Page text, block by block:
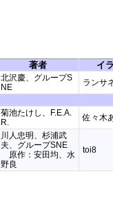
著者 イ
北沢慶、グループS
NE
ランサ
菊池たけし、F.E.A.
R.
佐々木
川人忠明、杉浦武
夫、グループSNE
原作：安田均、水
野良
toi8